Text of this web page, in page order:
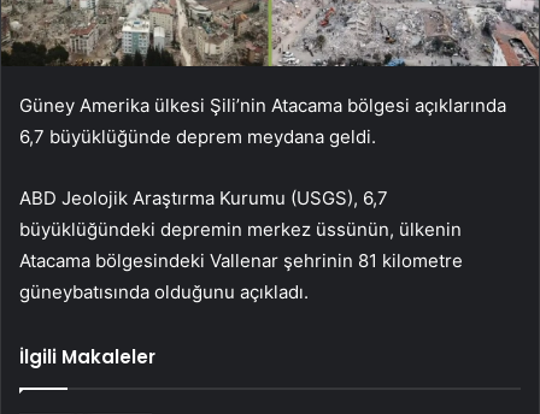
Güney Amerika ülkesi Şili’nin Atacama bölgesi açıklarında
6,7 ​​büyüklüğünde deprem meydana geldi.
ABD Jeolojik Araştırma Kurumu (USGS), 6,7
büyüklüğündeki depremin merkez üssünün, ülkenin
Atacama bölgesindeki Vallenar şehrinin 81 kilometre
güneybatısında olduğunu açıkladı.
İlgili Makaleler